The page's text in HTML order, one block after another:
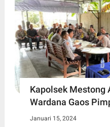
Kapolsek Mestong
Wardana Gaos
Januari 15, 2024